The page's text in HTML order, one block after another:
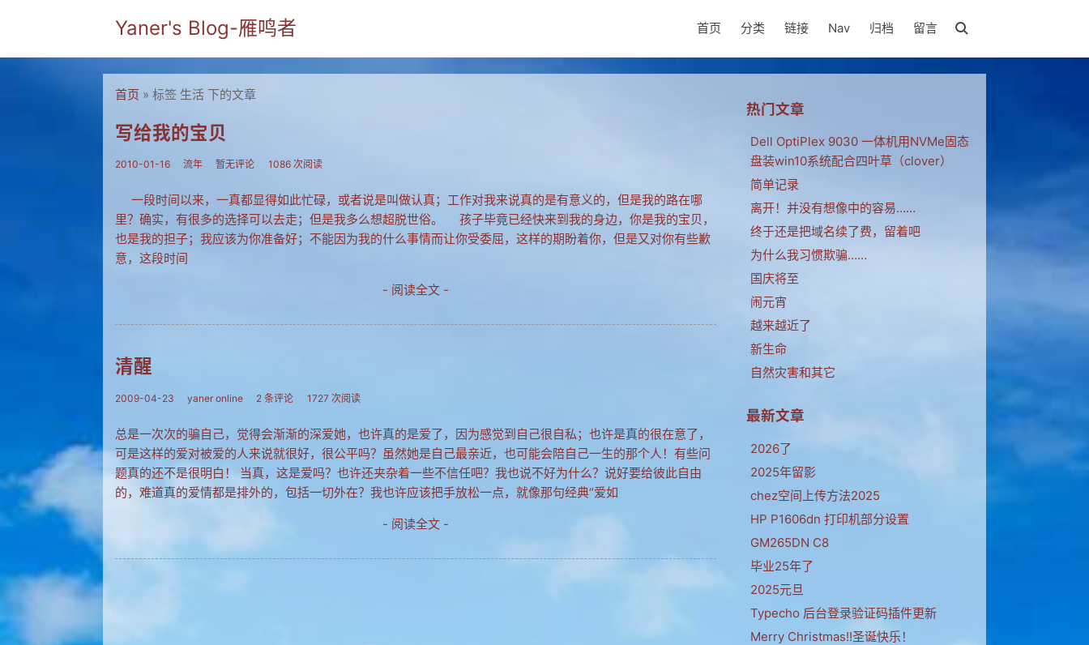
Yaner's Blog-雁鸣者 首页 分类 链接 Nav 归档 留言
首页 » 标签 生活 下的文章
写给我的宝贝
2010-01-16 流年 暂无评论 1086 次阅读
一段时间以来，一真都显得如此忙碌，或者说是叫做认真；工作对我来说真的是有意义的，但是我的路在哪
里？确实，有很多的选择可以去走；但是我多么想超脱世俗。 孩子毕竟已经快来到我的身边，你是我的宝贝，
也是我的担子；我应该为你准备好；不能因为我的什么事情而让你受委屈，这样的期盼着你，但是又对你有些歉
意，这段时间
- 阅读全文 -
清醒
2009-04-23 yaner online 2 条评论 1727 次阅读
总是一次次的骗自己，觉得会渐渐的深爱她，也许真的是爱了，因为感觉到自己很自私；也许是真的很在意了，
可是这样的爱对被爱的人来说就很好，很公平吗？虽然她是自己最亲近，也可能会陪自己一生的那个人！有些问
题真的还不是很明白！ 当真，这是爱吗？也许还夹杂着一些不信任吧？我也说不好为什么？说好要给彼此自由
的，难道真的爱情都是排外的，包括一切外在？我也许应该把手放松一点，就像那句经典“爱如
- 阅读全文 -
热门文章
Dell OptiPlex 9030 一体机用NVMe固态
盘装win10系统配合四叶草（clover）
简单记录
离开！并没有想像中的容易……
终于还是把域名续了费，留着吧
为什么我习惯欺骗……
国庆将至
闹元宵
越来越近了
新生命
自然灾害和其它
最新文章
2026了
2025年留影
chez空间上传方法2025
HP P1606dn 打印机部分设置
GM265DN C8
毕业25年了
2025元旦
Typecho 后台登录验证码插件更新
Merry Christmas!!圣诞快乐！